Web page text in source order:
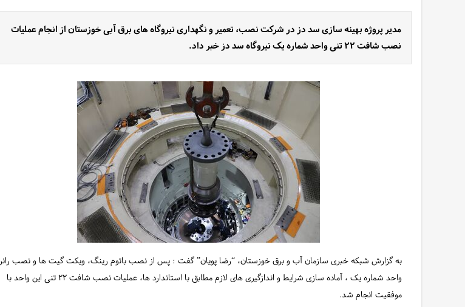
مدیر پروژه بهینه سازی سد دز در شرکت نصب، تعمیر و نگهداری نیروگاه های برق آبی خوزستان از انجام عملیات
نصب شافت ۲۲ تنی واحد شماره یک نیروگاه سد دز خبر داد.
به گزارش شبکه خبری سازمان آب و برق خوزستان، “رضا پویان” گفت : پس از نصب باتوم رینگ، ویکت گیت ها و نصب رانر
واحد شماره یک ، آماده سازی شرایط و اندازگیری های لازم مطابق با استاندارد ها، عملیات نصب شافت ۲۲ تنی این واحد با
موفقیت انجام شد.